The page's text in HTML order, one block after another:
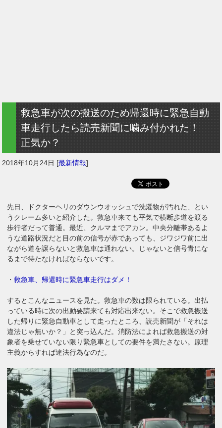
救急車が次の搬送のため帰還時に緊急自動
車走行したら読売新聞に噛み付かれた！
正気か？
2018年10月24日 [最新情報]
先日、ドクターヘリのダウンウオッシュで洗濯物が汚れた、とい
うクレーム多いと紹介した。救急車来ても平気で横断歩道を渡る
歩行者だって普通。最近、クルマまでアカン。中央分離帯あるよ
うな道路状況だと目の前の信号が赤であっても、ジワジワ前に出
ながら道を譲らないと救急車は通れない。じゃないと信号青にな
るまで待たなければならないです。
・救急車、帰還時に緊急車走行はダメ！
するとこんなニュースを見た。救急車の数は限られている。出払
っている時に次の出動要請来ても対応出来ない。そこで救急搬送
した帰りに緊急自動車として走ったところ、読売新聞が「それは
違法じゃ無いか？」と突っ込んだ。消防法によれば救急搬送の対
象者を乗せていない限り緊急車としての要件を満たさない。原理
主義からすれば違法行為なのだ。